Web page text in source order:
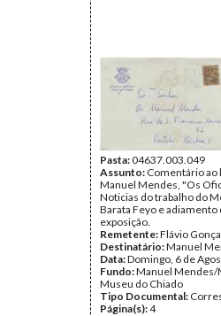
Pasta:04637.003.049
Assunto: Comentário ao
Manuel Mendes, "Os
Noticias do trabalho do
Barata Feyo e adiamento
exposição.
Remetente:Flávio
Destinatário:Manuel
Data:Domingo, 6 de
Fundo:Manuel Mendes/
Museu do Chiado
Tipo Documental:
Página(s):4